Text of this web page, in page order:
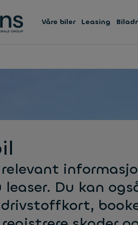
Våre biler Leasing
leaser. Du kan